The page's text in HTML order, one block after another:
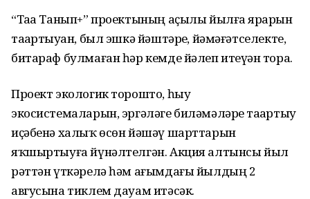
“Таҙа Танып+” проектының аҫылы йылға ярҙарын
таҙартыуҙан, был эшкә йәштәрҙе, йәмәғәтселекте,
битараф булмаған һәр кемде йәлеп итеүҙән тора.
Проект экологик торошто, һыу
экосистемаларын, эргәләге биләмәләрҙе таҙартыу
иҫәбенә халыҡ өсөн йәшәү шарттарын
яҡшыртыуға йүнәлтелгән. Акция алтынсы йыл
рәттән үткәрелә һәм ағымдағы йылдың 2
авгусына тиклем дауам итәсәк.